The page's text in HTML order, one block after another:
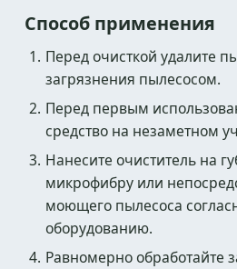
Способ применения
Перед очисткой удалите
загрязнения пылесосом.
Перед первым
средство на незаметном
Нанесите очиститель на
микрофибру или
моющего пылесоса
оборудованию.
Равномерно обработайте